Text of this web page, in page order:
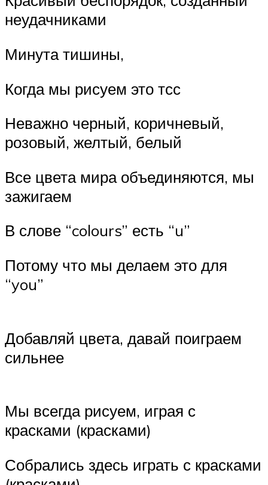
неудачниками
Минута тишины,
Когда мы рисуем это тсс
Неважно черный, коричневый,
розовый, желтый, белый
Все цвета мира объединяются, мы
зажигаем
В слове “colours” есть “u”
Потому что мы делаем это для
“you”
Добавляй цвета, давай поиграем
сильнее
Мы всегда рисуем, играя с
красками (красками)
Собрались здесь играть с красками